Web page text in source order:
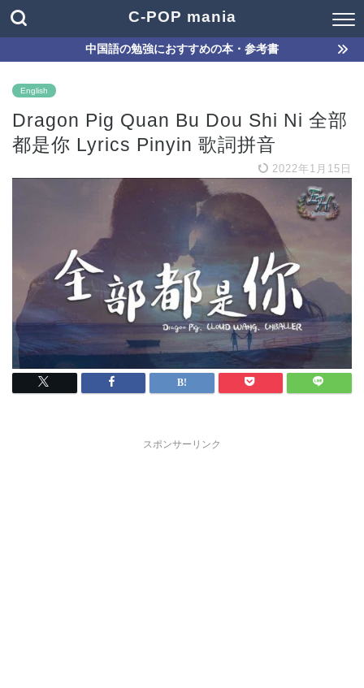
C-POP mania
中国語の勉強におすすめの本・参考書
English
Dragon Pig Quan Bu Dou Shi Ni 全部
都是你 Lyrics Pinyin 歌詞拼音
2022年1月15日
スポンサーリンク